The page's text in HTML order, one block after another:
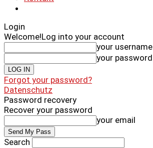
Login
Welcome!Log into your account
your username
your password
Forgot your password?
Datenschutz
Password recovery
Recover your password
your email
Search